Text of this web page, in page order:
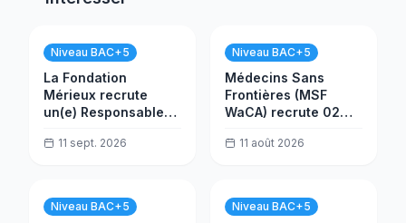
Niveau BAC+5
La Fondation
Mérieux recrute
un(e) Responsable
PROALAB
11 sept. 2026
Niveau BAC+5
Médecins Sans
Frontières (MSF
WaCA) recrute 02
11 août 2026
Niveau BAC+5 Niveau BAC+5